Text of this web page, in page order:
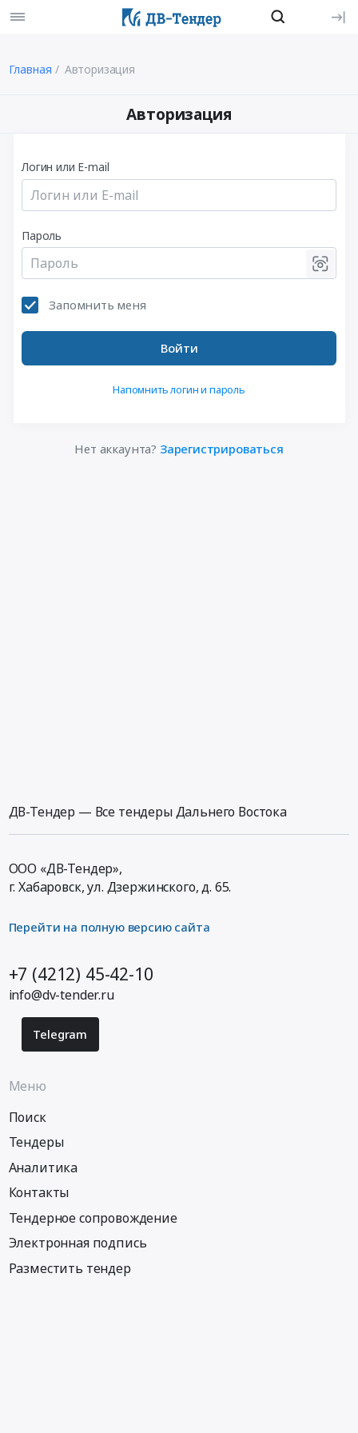
Главная Авторизация
Авторизация
Логин или E-mail
Пароль
Запомнить меня
Войти
Напомнить логин и пароль
Нет аккаунта? Зарегистрироваться
ДВ-Тендер — Все тендеры Дальнего Востока
ООО «ДВ-Тендер»,
г. Хабаровск,ул. Дзержинского, д. 65.
Перейти на полную версию сайта
+7 (4212) 45-42-10
info@dv-tender.ru
Telegram
Меню
Поиск
Тендеры
Аналитика
Контакты
Тендерное сопровождение
Электронная подпись
Разместить тендер